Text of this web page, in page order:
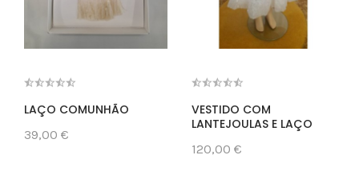
LAÇO COMUNHÃO
39,00 €
VESTIDO COM
LANTEJOULAS E LAÇO
120,00 €